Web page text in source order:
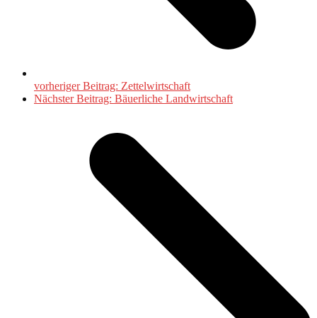
vorheriger Beitrag: Zettelwirtschaft
Nächster Beitrag: Bäuerliche Landwirtschaft